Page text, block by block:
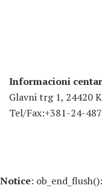
Informacioni
Glavni trg 1, 24420
Tel/Fax:+381-24-
Notice: